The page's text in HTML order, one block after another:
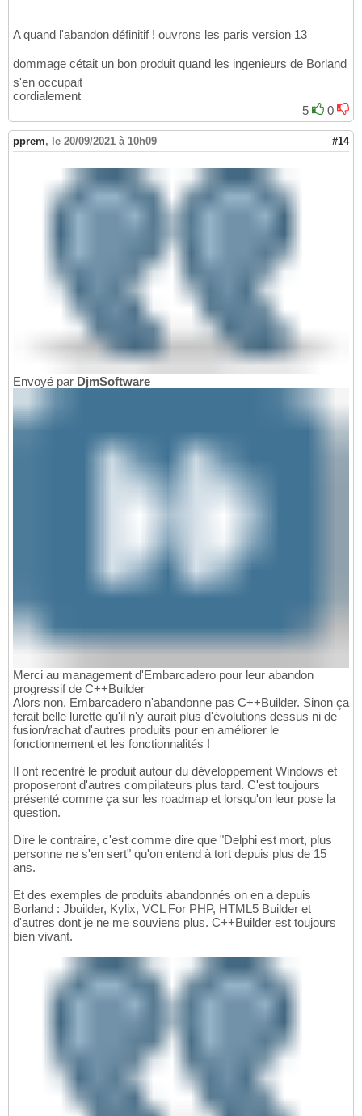
A quand l'abandon définitif ! ouvrons les paris version 13
dommage cétait un bon produit quand les ingenieurs de Borland
s'en occupait
cordialement
5
0
pprem, le 20/09/2021 à 10h09 #14
Envoyé par DjmSoftware
Merci au management d'Embarcadero pour leur abandon
progressif de C++Builder
Alors non, Embarcadero n'abandonne pas C++Builder. Sinon ça
ferait belle lurette qu'il n'y aurait plus d'évolutions dessus ni de
fusion/rachat d'autres produits pour en améliorer le
fonctionnement et les fonctionnalités !
Il ont recentré le produit autour du développement Windows et
proposeront d'autres compilateurs plus tard. C'est toujours
présenté comme ça sur les roadmap et lorsqu'on leur pose la
question.
Dire le contraire, c'est comme dire que "Delphi est mort, plus
personne ne s'en sert" qu'on entend à tort depuis plus de 15
ans.
Et des exemples de produits abandonnés on en a depuis
Borland : Jbuilder, Kylix, VCL For PHP, HTML5 Builder et
d'autres dont je ne me souviens plus. C++Builder est toujours
bien vivant.